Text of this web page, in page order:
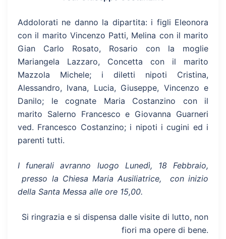
Addolorati ne danno la dipartita: i figli Eleonora
con il marito Vincenzo Patti, Melina con il marito
Gian Carlo Rosato, Rosario con la moglie
Mariangela Lazzaro, Concetta con il marito
Mazzola Michele; i diletti nipoti Cristina,
Alessandro, Ivana, Lucia, Giuseppe, Vincenzo e
Danilo; le cognate Maria Costanzino con il
marito Salerno Francesco e Giovanna Guarneri
ved. Francesco Costanzino; i nipoti i cugini ed i
parenti tutti.
I funerali avranno luogo Lunedì, 18 Febbraio,
presso la Chiesa Maria Ausiliatrice, con inizio
della Santa Messa alle ore 15,00.
Si ringrazia e si dispensa dalle visite di lutto, non
fiori ma opere di bene.